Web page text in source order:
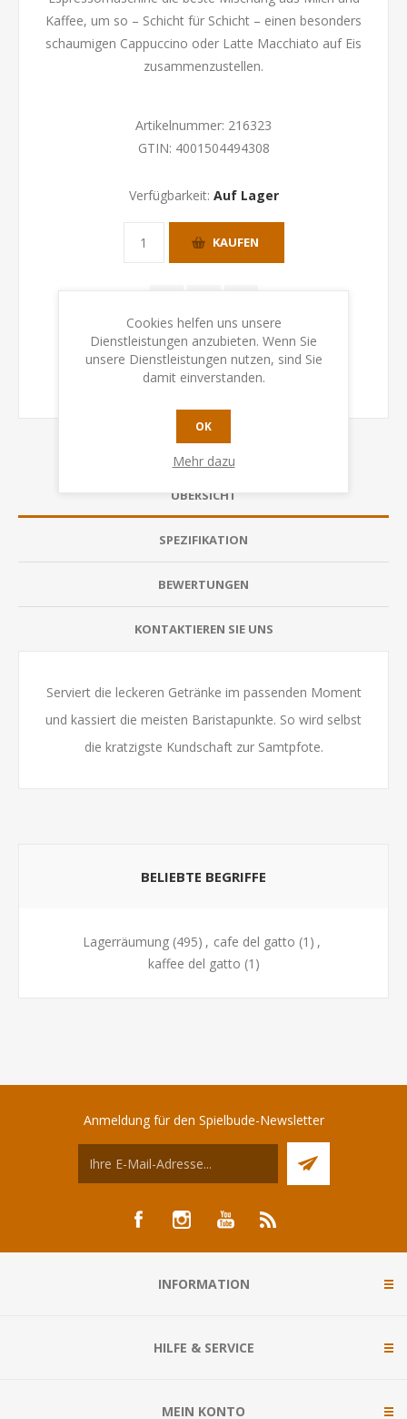
Kaffee, um so – Schicht für Schicht – einen besonders
schaumigen Cappuccino oder Latte Macchiato auf Eis
zusammenzustellen.
Artikelnummer: 216323
GTIN: 4001504494308
Verfügbarkeit: Auf Lager
KAUFEN
ÜBERSICHT
SPEZIFIKATION
BEWERTUNGEN
KONTAKTIEREN SIE UNS
Serviert die leckeren Getränke im passenden Moment
und kassiert die meisten Baristapunkte. So wird selbst
die kratzigste Kundschaft zur Samtpfote.
BELIEBTE BEGRIFFE
Lagerräumung (495) , cafe del gatto (1) ,
kaffee del gatto (1)
Anmeldung für den Spielbude-Newsletter
INFORMATION
HILFE & SERVICE
MEIN KONTO
Cookies helfen uns unsere
Dienstleistungen anzubieten. Wenn Sie
unsere Dienstleistungen nutzen, sind Sie
damit einverstanden.
OK
Mehr dazu